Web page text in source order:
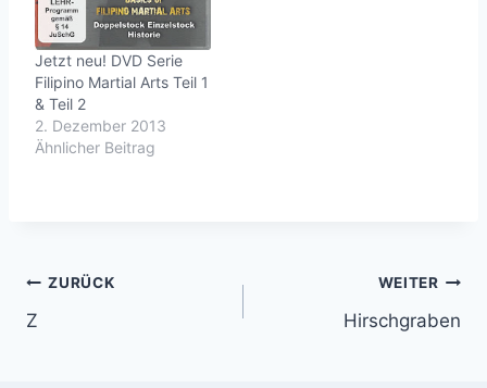
Jetzt neu! DVD Serie
Filipino Martial Arts Teil 1
& Teil 2
2. Dezember 2013
Ähnlicher Beitrag
Beitragsnavigation
ZURÜCK
Z
WEITER
Hirschgraben